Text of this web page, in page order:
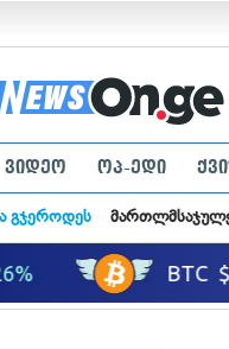
ვიდეო ოპ-ედი
გჯეროდეს